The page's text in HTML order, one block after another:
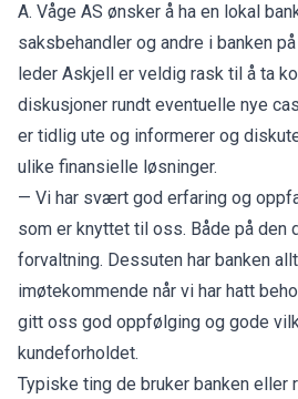
A. Våge AS ønsker å ha en lokal
saksbehandler og andre i banken
leder Askjell er veldig rask til å ta
diskusjoner rundt eventuelle nye
er tidlig ute og informerer og
ulike finansielle løsninger.
— Vi har svært god erfaring og
som er knyttet til oss. Både på den
forvaltning. Dessuten har banken
imøtekommende når vi har hatt
gitt oss god oppfølging og gode
kundeforholdet.
Typiske ting de bruker banken eller